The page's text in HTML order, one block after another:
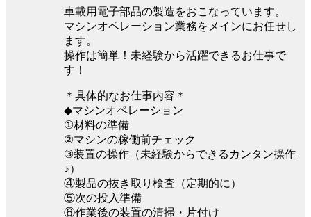
車載用電子部品の製造をおこなっています。
マシンオペレーション業務をメインにお任せし
ます。
操作は簡単！未経験から活躍できるお仕事で
す！
＊具体的なお仕事内容＊
◆マシンオペレーション
①材料の準備
②マシンの稼働前チェック
③装置の操作（未経験からできるカンタン操作
♪）
④製品の抜き取り検査（定期的に）
⑤次の投入準備
⑥作業後の装置の清掃・片付け